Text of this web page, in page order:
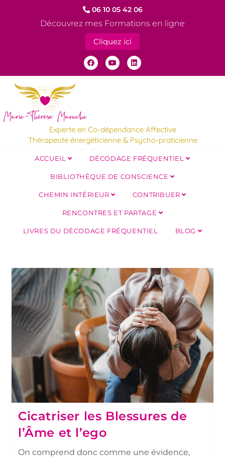
06 10 05 42 06
Découvrez mes Formations en ligne
Cliquez ici
Experte en Co-dépendance Affective
Thérapeute énergéticienne & Psycho-praticienne
ACCUEIL DÉCODAGE FRÉQUENTIEL
BIBLIOTHÈQUE DE CONSCIENCE
CHEMIN INTÉRIEUR CONTRIBUER
RENCONTRES ET PARTAGE
LIVRES DU DÉCODAGE FRÉQUENTIEL BLOG
Cicatriser les Blessures de
l’Âme et l’ego
On comprend donc comme une évidence,